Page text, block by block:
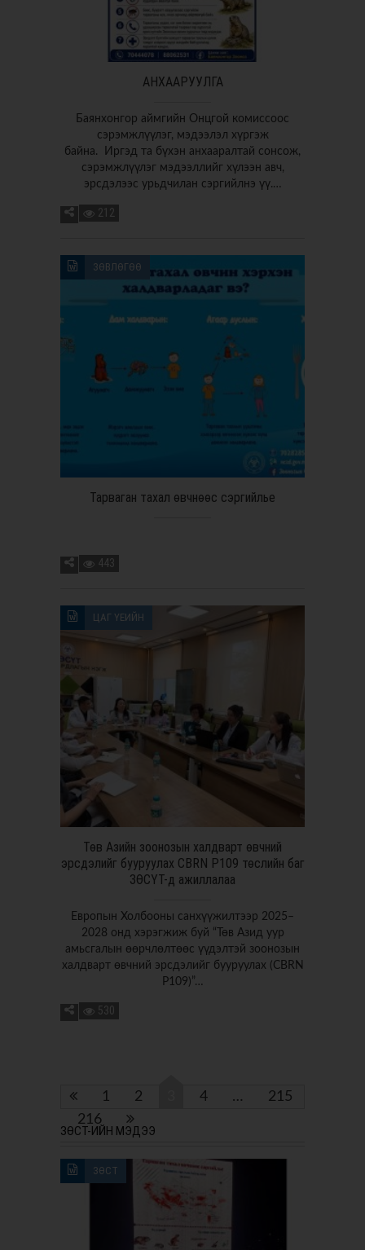
АНХААРУУЛГА
Баянхонгор аймгийн Онцгой комиссоос
сэрэмжлүүлэг, мэдээлэл хүргэж
байна. Иргэд та бүхэн анхааралтай сонсож,
сэрэмжлүүлэг мэдээллийг хүлээн авч,
эрсдэлээс урьдчилан сэргийлнэ үү.…
212
ЗӨВЛӨГӨӨ
Тарваган тахал өвчнөөс сэргийлье
443
ЦАГ ҮЕИЙН
Төв Aзийн зоонозын халдварт өвчний
эрсдэлийг бууруулах CBRN P109 төслийн баг
ЗӨСҮТ-д ажиллалаа
Европын Холбооны санхүүжилтээр 2025–
2028 онд хэрэгжиж буй “Төв Азид уур
амьсгалын өөрчлөлтөөс үүдэлтэй зоонозын
халдварт өвчний эрсдэлийг бууруулах (CBRN
P109)”…
530
1 2 4 …
215
216
ЗӨСТ-ИЙН МЭДЭЭ
ЗӨСТ